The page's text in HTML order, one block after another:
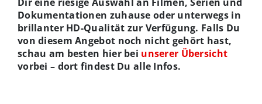
Dokumentationen zuhause oder unterwegs in
brillanter HD-Qualität zur Verfügung. Falls Du
von diesem Angebot noch nicht gehört hast,
schau am besten hier bei unserer Übersicht
vorbei – dort findest Du alle Infos.